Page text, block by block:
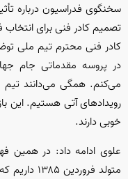
سخنگوی فدراسیون درباره
تصمیم کادر فنی برای
کادر فنی محترم تیم ملی
در پروسه مقدماتی جام
می‌کنم. همگی می‌دانند
رویداد‌های آتی هستیم. این
خوبی دارند.
علوی ادامه داد: در همین